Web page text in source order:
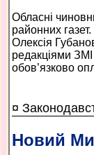
Обласні
районних
Олексія
редакціями ЗМІ
обов’язково
¤
Новий